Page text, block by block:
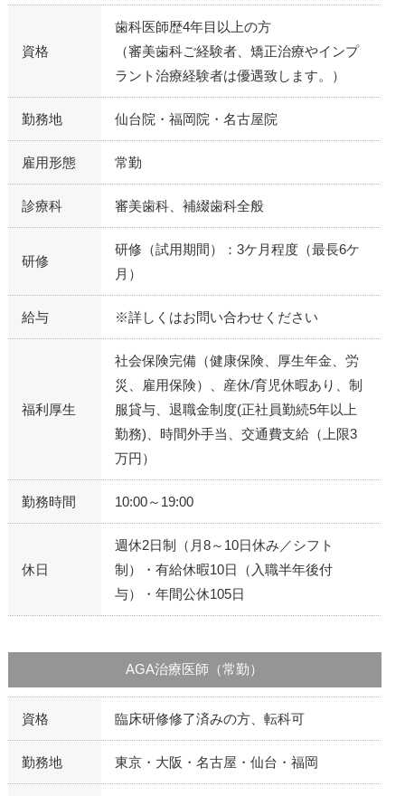
資格
歯科医師歴4年目以上の方
（審美歯科ご経験者、矯正治療やインプ
ラント治療経験者は優遇致します。）
勤務地 仙台院・福岡院・名古屋院
雇用形態 常勤
診療科 審美歯科、補綴歯科全般
研修
研修（試用期間）：3ケ月程度（最長6ケ
月）
給与 ※詳しくはお問い合わせください
福利厚生
社会保険完備（健康保険、厚生年金、労
災、雇用保険）、産休/育児休暇あり、制
服貸与、退職金制度(正社員勤続5年以上
勤務)、時間外手当、交通費支給（上限3
万円）
勤務時間 10:00～19:00
休日
週休2日制（月8～10日休み／シフト
制）・有給休暇10日（入職半年後付
与）・年間公休105日
AGA治療医師（常勤）
資格 臨床研修修了済みの方、転科可
勤務地 東京・大阪・名古屋・仙台・福岡